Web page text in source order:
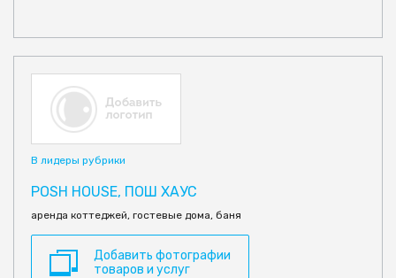
В лидеры рубрики
POSH HOUSE, ПОШ ХАУС
аренда коттеджей, гостевые дома, баня
Добавить фотографии
товаров и услуг